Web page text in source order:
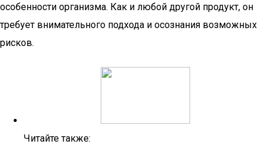
особенности организма. Как и любой другой продукт, он
требует внимательного подхода и осознания возможных
рисков.
Читайте также: